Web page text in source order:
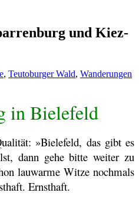
und Kiez-
, Teutoburger Wald, Wanderungen
in Bielefeld
»Bielefeld, das gibt es
dann gehe bitte weiter zu
lauwarme Witze nochmals
Ernsthaft.